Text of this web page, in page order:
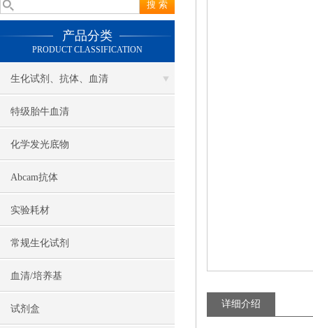
产品分类
PRODUCT CLASSIFICATION
生化试剂、抗体、血清
特级胎牛血清
化学发光底物
Abcam抗体
实验耗材
常规生化试剂
血清/培养基
试剂盒 详细介绍